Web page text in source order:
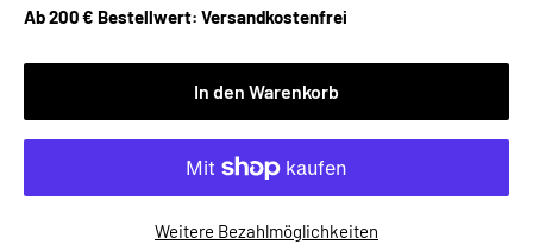
Ab 200 € Bestellwert: Versandkostenfrei
In den Warenkorb
Weitere Bezahlmöglichkeiten